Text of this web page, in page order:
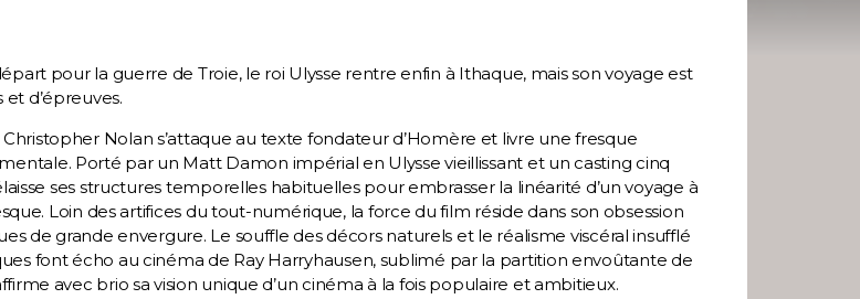
pour la guerre de Troie, le roi Ulysse rentre enfin à Ithaque, mais son voyage est
d’épreuves.
Christopher Nolan s’attaque au texte fondateur d’Homère et livre une fresque
Porté par un Matt Damon impérial en Ulysse vieillissant et un casting cinq
ses structures temporelles habituelles pour embrasser la linéarité d’un voyage à
Loin des artifices du tout-numérique, la force du film réside dans son obsession
de grande envergure. Le souffle des décors naturels et le réalisme viscéral insufflé
font écho au cinéma de Ray Harryhausen, sublimé par la partition envoûtante de
avec brio sa vision unique d’un cinéma à la fois populaire et ambitieux.